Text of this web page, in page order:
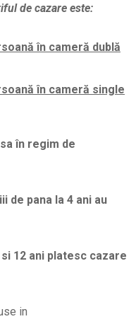
de cazare este:
în cameră dublă
în cameră single
în regim de
de pana la 4 ani au
12 ani platesc cazare
in